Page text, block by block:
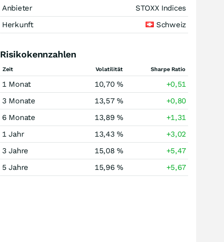
Anbieter
STOXX Indices
Herkunft
Schweiz
Risikokennzahlen
Zeit Volatilität Sharpe Ratio
1 Monat 10,70 %
+0,51
3 Monate
13,57 %
+0,80
6 Monate
13,89 %
+1,31
1 Jahr
13,43 %
+3,02
3 Jahre
15,08 %
+5,47
5 Jahre
15,96 % +5,67